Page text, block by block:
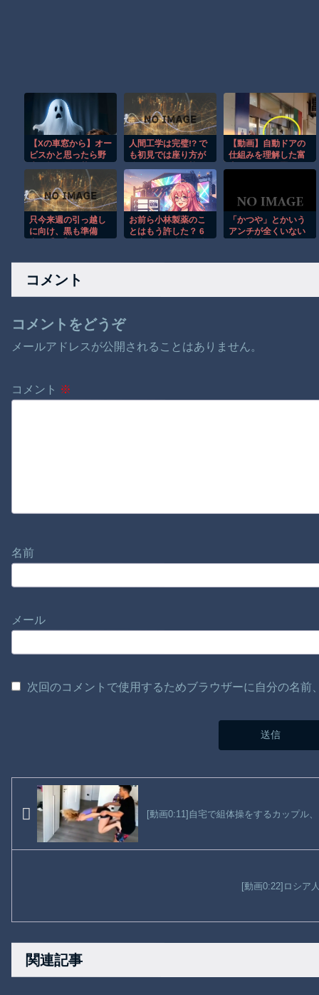
【Xの車窓から】オー
ビスかと思ったら野
か
人間工学は完璧!? で
も初見では座り方が
がこちらｗ
【動画】自動ドアの
仕組みを理解した富
只今来週の引っ越し
に向け、黒も準備
お前ら小林製薬のこ
とはもう許した？ 6
開し費用嵩む
「かつや」とかいう
アンチが全くいない
w
コメント
コメントをどうぞ
メールアドレスが公開されることはありません。
コメント ※
名前
メール
次回のコメントで使用するためブラウザーに自分の名
[動画0:11]自宅で組体操をするカップル
[動画0:22]ロシア
関連記事